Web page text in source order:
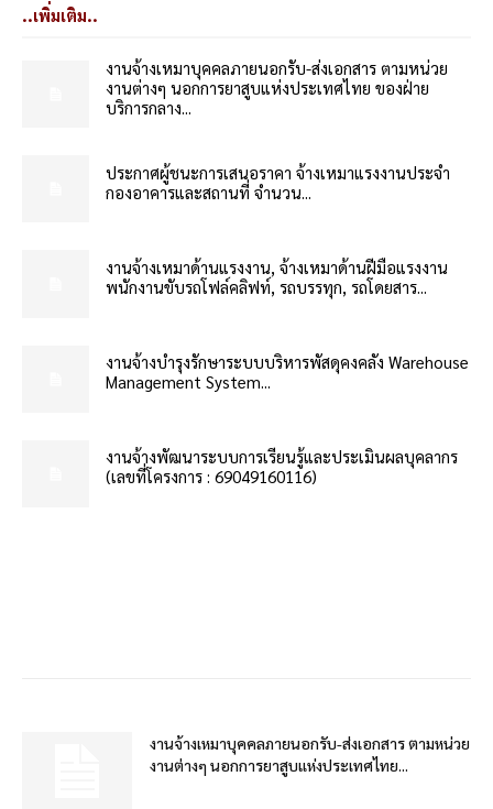
..เพิ่มเติม..
งานจ้างเหมาบุคคลภายนอกรับ-ส่งเอกสาร ตามหน่วย
งานต่างๆ นอกการยาสูบแห่งประเทศไทย ของฝ่าย
บริการกลาง...
ประกาศผู้ชนะการเสนอราคา จ้างเหมาแรงงานประจำ
กองอาคารและสถานที่ จำนวน...
งานจ้างเหมาด้านแรงงาน, จ้างเหมาด้านฝีมือแรงงาน
พนักงานขับรถโฟล์คลิฟท์, รถบรรทุก, รถโดยสาร...
งานจ้างบำรุงรักษาระบบบริหารพัสดุคงคลัง Warehouse
Management System...
งานจ้างพัฒนาระบบการเรียนรู้และประเมินผลบุคลากร
(เลขที่โครงการ : 69049160116)
งานจ้างเหมาบุคคลภายนอกรับ-ส่งเอกสาร ตามหน่วย
งานต่างๆ นอกการยาสูบแห่งประเทศไทย...